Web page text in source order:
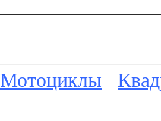
Мотоциклы